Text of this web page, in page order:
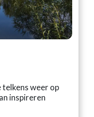
telkens weer op
inspireren